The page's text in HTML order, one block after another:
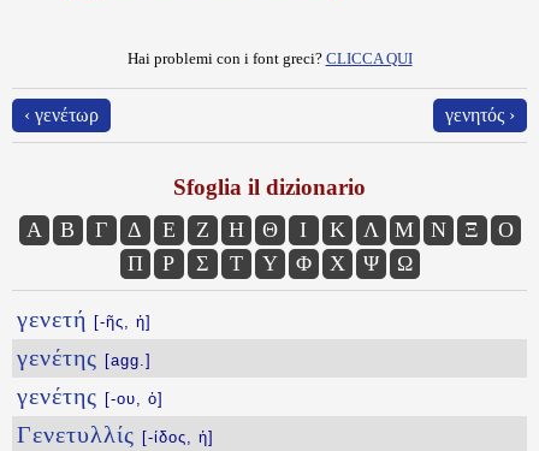
Hai problemi con i font greci? CLICCA QUI
‹ γενέτωρ γενητός ›
Sfoglia il dizionario
Α Β Γ Δ Ε Ζ Η Θ Ι Κ Λ Μ Ν Ξ
Ο
Π
Ρ Σ Τ Υ Φ Χ Ψ Ω
γενετή [-ῆς, ἡ]
γενέτης [agg.]
γενέτης [-ου, ὁ]
Γενετυλλίς [-ίδος, ἡ]